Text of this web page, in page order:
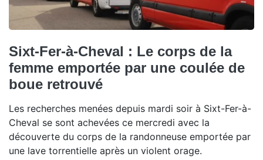
Sixt-Fer-à-Cheval : Le corps de la
femme emportée par une coulée de
boue retrouvé
Les recherches menées depuis mardi soir à Sixt-Fer-à-
Cheval se sont achevées ce mercredi avec la
découverte du corps de la randonneuse emportée par
une lave torrentielle après un violent orage.